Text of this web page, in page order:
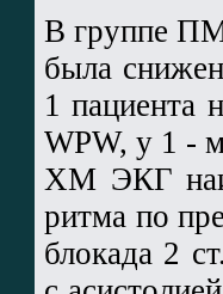
В группе
была
1 пациента
WPW, у 1 -
ХМ ЭКГ
ритма по
блокада 2